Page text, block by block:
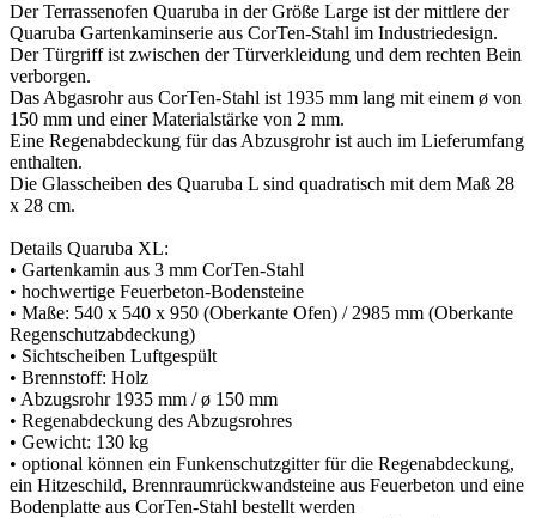
Der Terrassenofen Quaruba in der Größe Large ist der mittlere der
Quaruba Gartenkaminserie aus CorTen-Stahl im Industriedesign.
Der Türgriff ist zwischen der Türverkleidung und dem rechten Bein
verborgen.
Das Abgasrohr aus CorTen-Stahl ist 1935 mm lang mit einem ø von
150 mm und einer Materialstärke von 2 mm.
Eine Regenabdeckung für das Abzusgrohr ist auch im Lieferumfang
enthalten.
Die Glasscheiben des Quaruba L sind quadratisch mit dem Maß 28
x 28 cm.
Details Quaruba XL:
• Gartenkamin aus 3 mm CorTen-Stahl
• hochwertige Feuerbeton-Bodensteine
• Maße: 540 x 540 x 950 (Oberkante Ofen) / 2985 mm (Oberkante
Regenschutzabdeckung)
• Sichtscheiben Luftgespült
• Brennstoff: Holz
• Abzugsrohr 1935 mm / ø 150 mm
• Regenabdeckung des Abzugsrohres
• Gewicht: 130 kg
• optional können ein Funkenschutzgitter für die Regenabdeckung,
ein Hitzeschild, Brennraumrückwandsteine aus Feuerbeton und eine
Bodenplatte aus CorTen-Stahl bestellt werden